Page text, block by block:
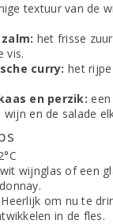
textuur van de
het frisse
vis.
curry: het
en perzik:
en de salade
wijnglas of een
Heerlijk om nu te
in de fles.